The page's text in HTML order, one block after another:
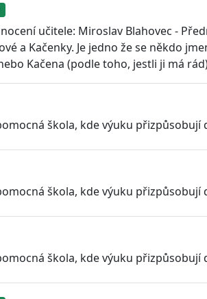
učitele: Miroslav Blahovec -
a Kačenky. Je jedno že se někdo
Kačena (podle toho, jestli ji má
škola, kde výuku přizpůsobují
škola, kde výuku přizpůsobují
škola, kde výuku přizpůsobují